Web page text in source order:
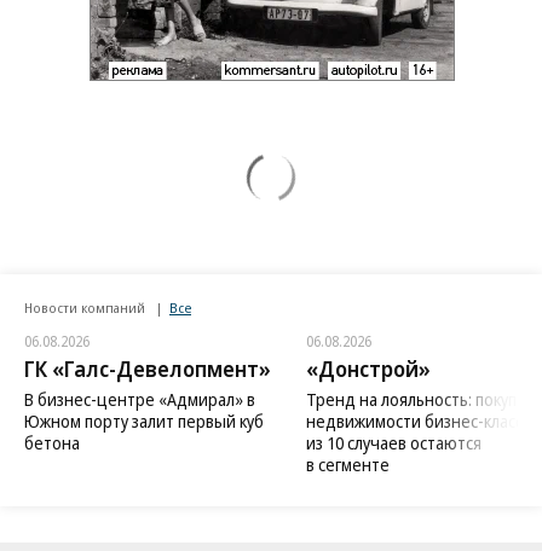
Новости компаний Все
06.08.2026
ГК «Галс-Девелопмент»
В бизнес-центре «Адмирал» в
Южном порту залит первый куб
бетона
06.08.2026
«Донстрой»
Тренд на лояльность:
недвижимости бизнес-класса
из 10 случаев остаются
в сегменте